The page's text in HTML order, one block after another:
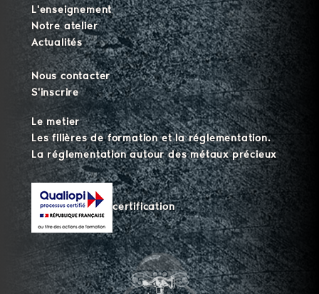
L'enseignement
Notre atelier
Actualités
Nous contacter
S'inscrire
Le metier
Les filières de formation et la réglementation.
La réglementation autour des métaux précieux
certification